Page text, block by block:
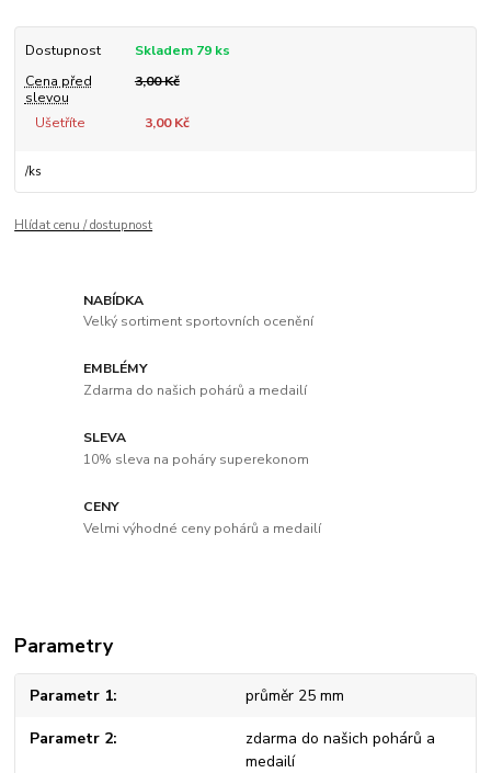
Dostupnost
Skladem 79 ks
Cena před
slevou
3,00 Kč
Ušetříte 3,00 Kč
/ks
Hlídat cenu / dostupnost
NABÍDKA
Velký sortiment sportovních ocenění
EMBLÉMY
Zdarma do našich pohárů a medailí
SLEVA
10% sleva na poháry superekonom
CENY
Velmi výhodné ceny pohárů a medailí
Parametry
Parametr 1 průměr 25 mm
Parametr 2
zdarma do našich pohárů a
medailí